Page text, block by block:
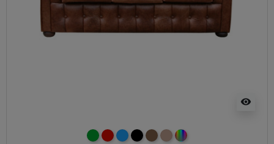
visibility
zielonyczerwony
niebieski
czarnybrązowy
jasnobrązowy
wybór koloru